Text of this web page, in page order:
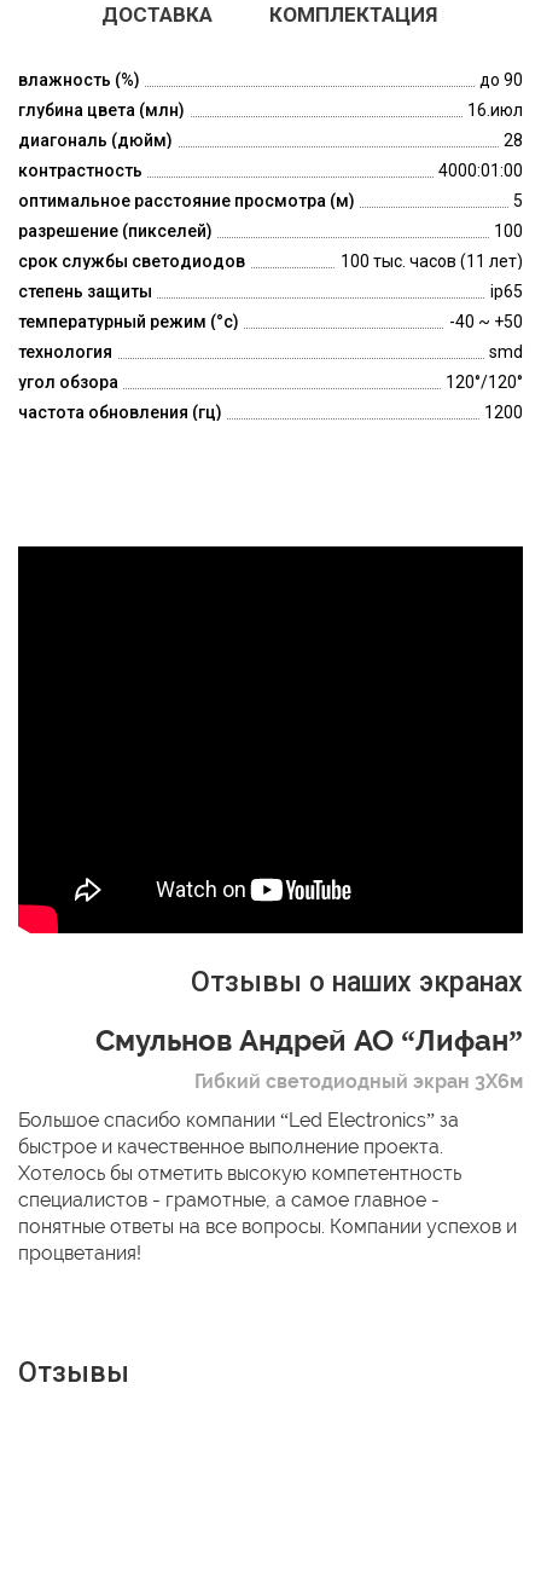
ДОСТАВКА КОМПЛЕКТАЦИЯ
влажность (%)
до 90
глубина цвета (млн)
16.июл
диагональ (дюйм)
28
контрастность
4000:01:00
оптимальное расстояние просмотра (м)
5
разрешение (пикселей)
100
срок службы светодиодов
100 тыс. часов (11 лет)
степень защиты
ip65
температурный режим (°c)
-40 ~ +50
технология
smd
угол обзора
120°/120°
частота обновления (гц)
1200
Отзывы о наших экранах
Смульнов Андрей АО “Лифан”
Гибкий светодиодный экран 3Х6м
Большое спасибо компании “Led Electronics” за
быстрое и качественное выполнение проекта.
Хотелось бы отметить высокую компетентность
специалистов - грамотные, а самое главное -
понятные ответы на все вопросы. Компании успехов и
процветания!
Отзывы